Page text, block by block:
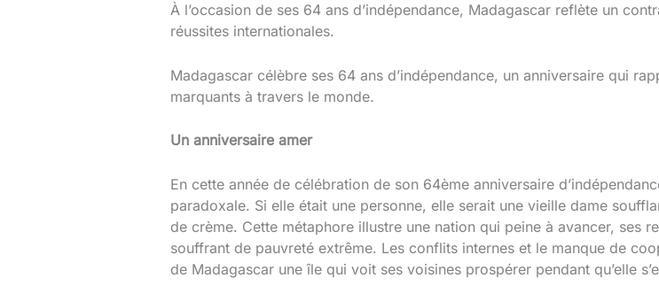
À l’occasion de ses 64 ans d’indépendance, Madagascar reflète un
réussites internationales.
Madagascar célèbre ses 64 ans d’indépendance, un anniversaire qui
marquants à travers le monde.
Un anniversaire amer
En cette année de célébration de son 64ème anniversaire
paradoxale. Si elle était une personne, elle serait une vieille dame
de crème. Cette métaphore illustre une nation qui peine à avancer, ses
souffrant de pauvreté extrême. Les conflits internes et le manque de
de Madagascar une île qui voit ses voisines prospérer pendant qu’elle